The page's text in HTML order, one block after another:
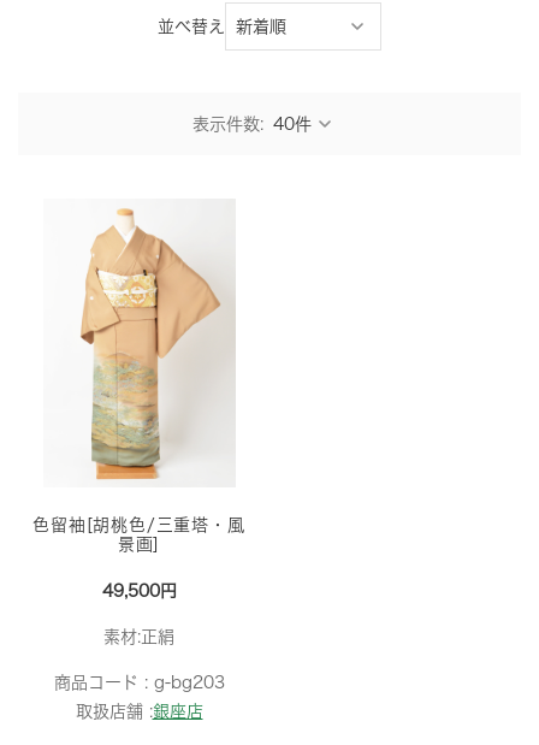
並べ替え
表示件数:
色留袖[胡桃色/三重塔・風
景画]
49,500円
素材:正絹
商品コード : g-bg203
取扱店舗 :銀座店